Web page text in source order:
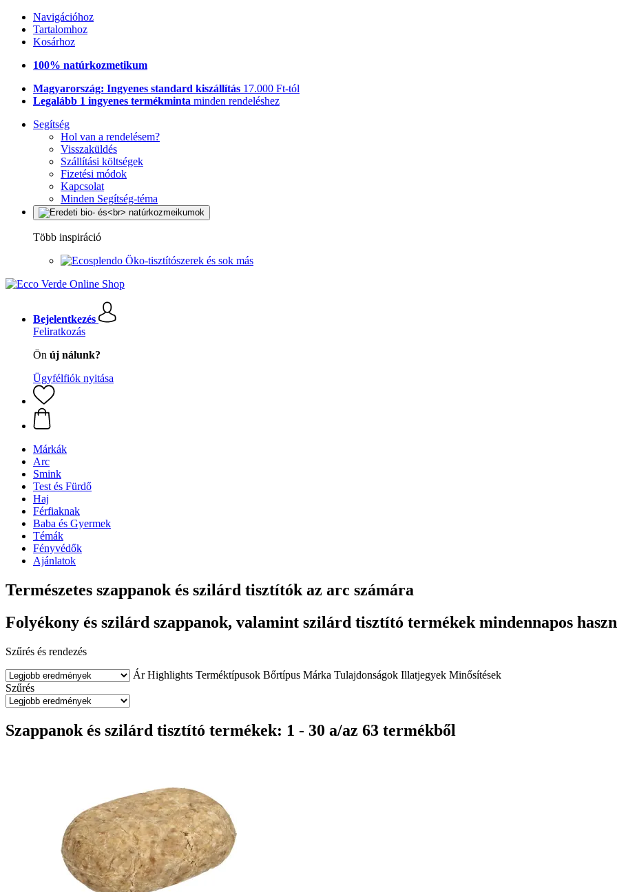
Navigációhoz
Tartalomhoz
Kosárhoz
100% natúrkozmetikum
Magyarország: Ingyenes standard kiszállítás 17.000 Ft-tól
Legalább 1 ingyenes termékminta minden rendeléshez
Segítség
Hol van a rendelésem?
Visszaküldés
Szállítási költségek
Fizetési módok
Kapcsolat
Minden Segítség-téma
Több inspiráció
Öko-tisztítószerek és sok más
Bejelentkezés
Feliratkozás
Ön új nálunk?
Ügyfélfiók nyitása
Márkák
Arc
Smink
Test és Fürdő
Haj
Férfiaknak
Baba és Gyermek
Témák
Fényvédők
Ajánlatok
Természetes szappanok és szilárd tisztítók az arc számára
Folyékony és szilárd szappanok, valamint szilárd tisztító termékek mindennapos
Szűrés és rendezés
Ár Highlights Terméktípusok Bőrtípus Márka Tulajdonságok Illatjegyek Minősítések
Szűrés
Szappanok és szilárd tisztító termékek: 1 - 30 a/az 63 termékből